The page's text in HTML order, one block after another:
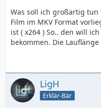
Was soll ich großartig tun
Film im MKV Format
ist ( x264 ) So.. den will
bekommen. Die
LigH
Erklär-Bär